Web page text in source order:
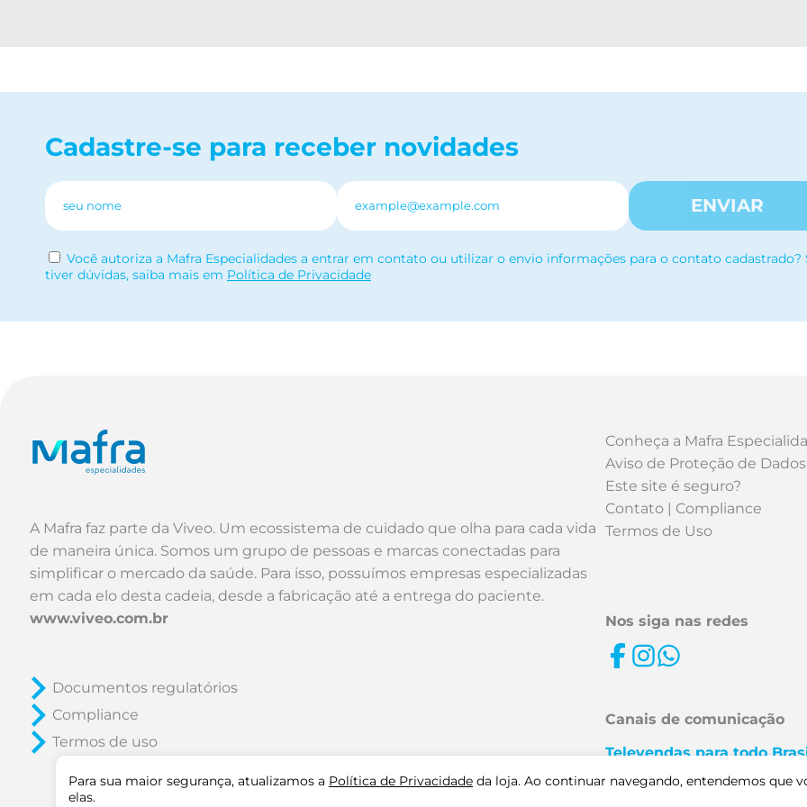
Para sua maior segurança, atualizamos a Política de Privacidade da loja. Ao continuar navegando, entendemos que
elas.
Cadastre-se para receber novidades
ENVIAR
Você autoriza a Mafra Especialidades a entrar em contato ou utilizar o envio informações para o contato cadastrado?
tiver dúvidas, saiba mais em Política de Privacidade
A Mafra faz parte da Viveo. Um ecossistema de cuidado que olha para cada vida
de maneira única. Somos um grupo de pessoas e marcas conectadas para
simplificar o mercado da saúde. Para isso, possuímos empresas especializadas
em cada elo desta cadeia, desde a fabricação até a entrega do paciente.
www.viveo.com.br
Documentos regulatórios
Compliance
Termos de uso
Conheça a Mafra
Aviso de Proteção de Dados
Este site é seguro?
Contato | Compliance
Termos de Uso
Nos siga nas redes
Canais de comunicação
Televendas para todo
0800 727 6585 | (16) 2132-